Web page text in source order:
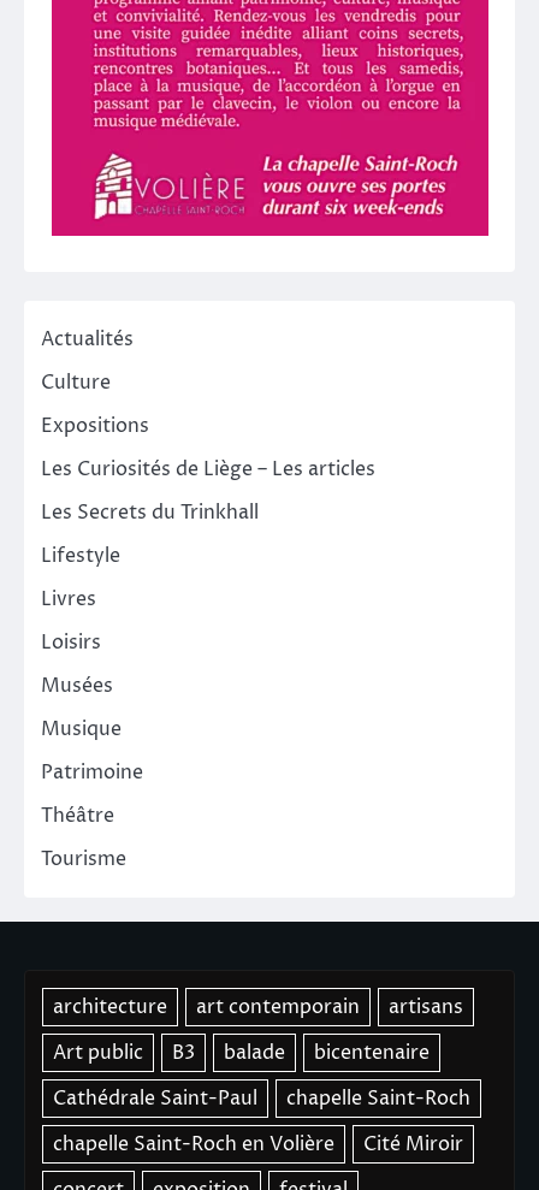
Actualités
Culture
Expositions
Les Curiosités de Liège – Les articles
Les Secrets du Trinkhall
Lifestyle
Livres
Loisirs
Musées
Musique
Patrimoine
Théâtre
Tourisme